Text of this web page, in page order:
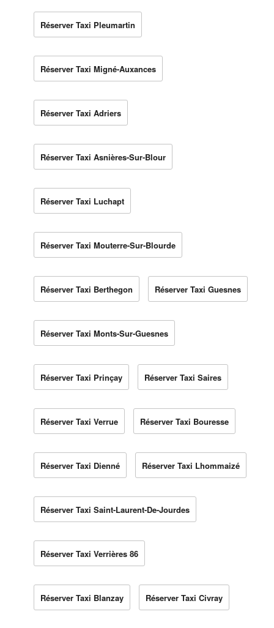
Réserver Taxi Pleumartin
Réserver Taxi Migné-Auxances
Réserver Taxi Adriers
Réserver Taxi Asnières-Sur-Blour
Réserver Taxi Luchapt
Réserver Taxi Mouterre-Sur-Blourde
Réserver Taxi Berthegon Réserver Taxi Guesnes
Réserver Taxi Monts-Sur-Guesnes
Réserver Taxi Prinçay Réserver Taxi Saires
Réserver Taxi Verrue Réserver Taxi Bouresse
Réserver Taxi Dienné Réserver Taxi Lhommaizé
Réserver Taxi Saint-Laurent-De-Jourdes
Réserver Taxi Verrières 86
Réserver Taxi Blanzay Réserver Taxi Civray